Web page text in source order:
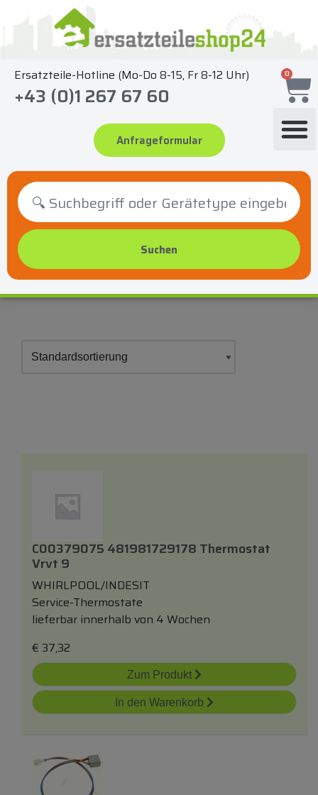
springen
Ersatzteile-Hotline (Mo-Do 8-15, Fr 8-12 Uhr)
+43 (0)1 267 67 60
Anfrageformular
0
C00379075 481981729178 Thermostat
Vrvt 9
WHIRLPOOL/INDESIT
Service-Thermostate
lieferbar innerhalb von 4 Wochen
€ 37,32
Zum Produkt
In den Warenkorb